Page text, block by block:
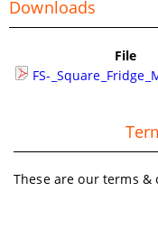
Downloads
File
FS-
These are our terms &